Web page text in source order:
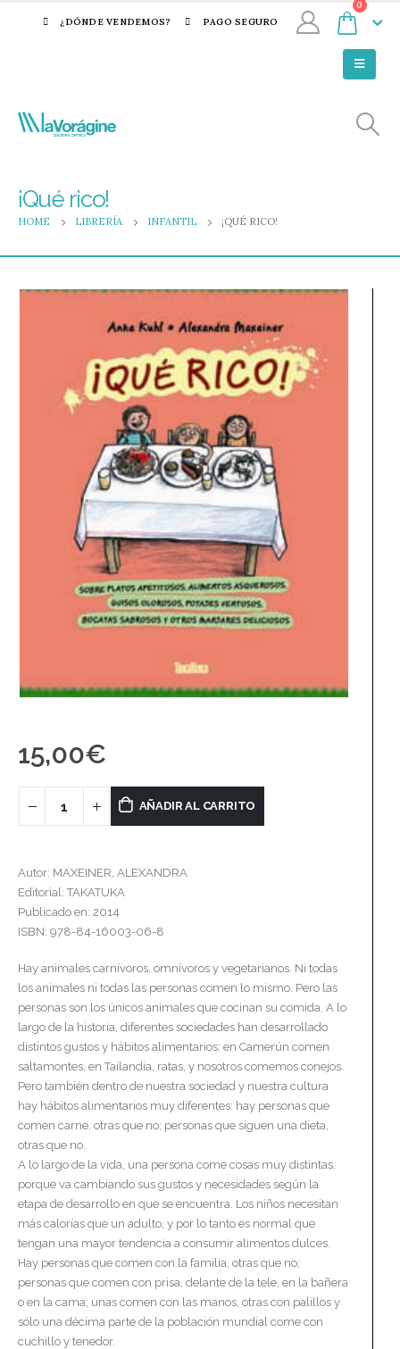
¿DÓNDE VENDEMOS? PAGO SEGURO
0
¡Qué rico!
HOME LIBRERÍA INFANTIL ¡QUÉ RICO!
15,00€
AÑADIR AL CARRITO
Autor: MAXEINER, ALEXANDRA
Editorial: TAKATUKA
Publicado en: 2014
ISBN: 978-84-16003-06-8
Hay animales carnívoros, omnívoros y vegetarianos. Ni todas
los animales ni todas las personas comen lo mismo. Pero las
personas son los únicos animales que cocinan su comida. A lo
largo de la historia, diferentes sociedades han desarrollado
distintos gustos y hábitos alimentarios: en Camerún comen
saltamontes, en Tailandia, ratas, y nosotros comemos conejos.
Pero también dentro de nuestra sociedad y nuestra cultura
hay hábitos alimentarios muy diferentes: hay personas que
comen carne, otras que no; personas que siguen una dieta,
otras que no.
A lo largo de la vida, una persona come cosas muy distintas,
porque va cambiando sus gustos y necesidades según la
etapa de desarrollo en que se encuentra. Los niños necesitan
más calorías que un adulto, y por lo tanto es normal que
tengan una mayor tendencia a consumir alimentos dulces.
Hay personas que comen con la familia, otras que no;
personas que comen con prisa, delante de la tele, en la bañera
o en la cama; unas comen con las manos, otras con palillos y
sólo una décima parte de la población mundial come con
cuchillo y tenedor.